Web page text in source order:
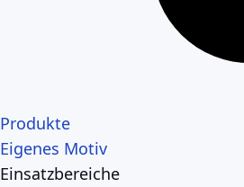
Produkte
Eigenes Motiv
Einsatzbereiche